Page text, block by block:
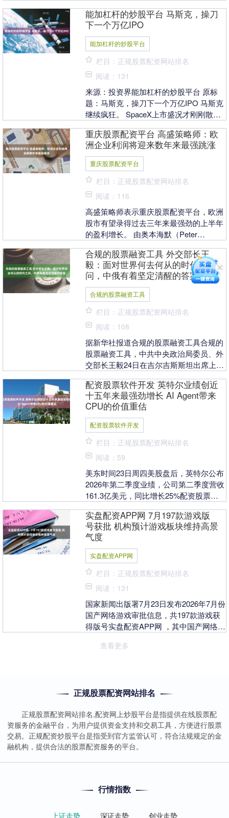
两起类似事....
能加杠杆的炒股平台 马斯克，操刀
下一个万亿IPO
能加杠杆的炒股平台
栏目：正规股票配资网站排名
阅读：131
来源：投资界能加杠杆的炒股平台 原标
题：马斯克，操刀下一个万亿IPO 马斯克
继续疯狂。 SpaceX上市盛况才刚刚散
Neur....
重庆股票配资平台 高盛策略师：欧
洲企业利润将迎来数年来最强跳涨
重庆股票配资平台
栏目：正规股票配资网站排名
阅读：116
高盛策略师表示重庆股票配资平台，欧洲
股市有望录得过去三年来最强劲的上半年
的盈利增长。 由奥本海默（Peter
洲S....
合规的股票融资工具 外交部长王
毅：面对世界何去何从的时代之
问，中俄有着坚定清醒的答案
合规的股票融资工具
栏目：正规股票配资网站排名
阅读：108
据新华社报道合规的股票融资工具合规的
股票融资工具，中共中央政治局委员、外
交部长王毅24日在吉尔吉斯斯坦出席上海
罗夫。....
配资股票软件开发 英特尔业绩创近
十五年来最强劲增长 AI Agent带来
CPU的价值重估
配资股票软件开发
栏目：正规股票配资网站排名
阅读：59
美东时间23日周四美股盘后，英特尔公布
2026年第二季度业绩，公司第二季度营收
161.3亿美元，同比增长25%配资股票软
实盘配资APP网 7月197款游戏版
号获批 机构预计游戏板块维持高景
气度
实盘配资APP网
栏目：正规股票配资网站排名
阅读：131
国家新闻出版署7月23日发布2026年7月份
国产网络游戏审批信息，共197款游戏获
得版号实盘配资APP网 ，其中国产网络游
查看更多
正规股票配资网站排名
正规股票配资网站排名,配资网上炒股平台是指提供在线股票配
资服务的金融平台，为用户提供资金支持和交易工具，方便进行股票
交易。正规配资炒股平台是指受到官方监管认可，符合法规规定的金
融机构，提供合法的股票配资服务的平台。
行情指数
上证走势 深证走势 创业走势